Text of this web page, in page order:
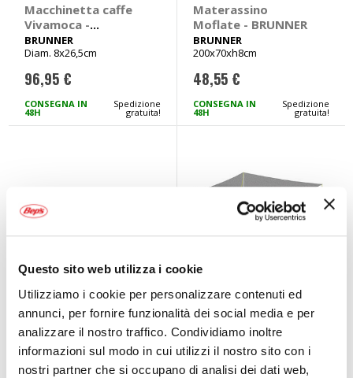
Questo sito web utilizza i cookie
Utilizziamo i cookie per personalizzare contenuti ed
annunci, per fornire funzionalità dei social media e per
analizzare il nostro traffico. Condividiamo inoltre
informazioni sul modo in cui utilizzi il nostro sito con i
nostri partner che si occupano di analisi dei dati web,
Macchinetta caffe
Vivamoca -
BRUNNER
BRUNNER
Diam. 8x26,5cm
96,95 €
CONSEGNA IN
48H
Spedizione
gratuita!
Materassino
Moflate - BRUNNER
BRUNNER
200x70xh8cm
48,55 €
CONSEGNA IN
48H
Spedizione
gratuita!
Tendalino Belveder
BRUNNER
Tendalino Deflector
- BRUNNER
BRUNNER
360x360cm 2,5kg